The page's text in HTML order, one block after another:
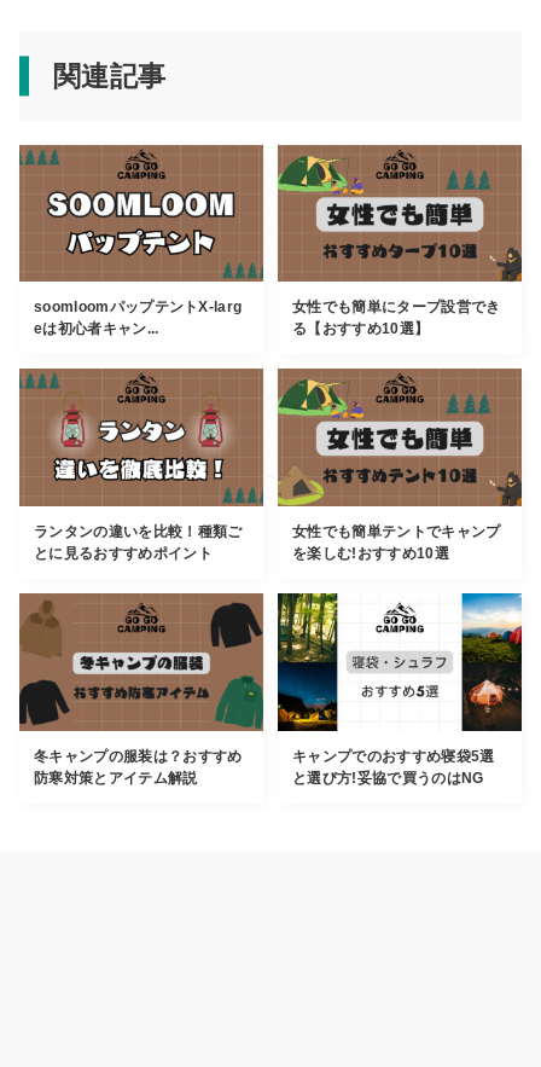
関連記事
soomloomパップテントX-larg
eは初心者キャン...
女性でも簡単にタープ設営でき
る【おすすめ10選】
ランタンの違いを比較！種類ご
とに見るおすすめポイント
女性でも簡単テントでキャンプ
を楽しむ!おすすめ10選
冬キャンプの服装は？おすすめ
防寒対策とアイテム解説
キャンプでのおすすめ寝袋5選
と選び方!妥協で買うのはNG